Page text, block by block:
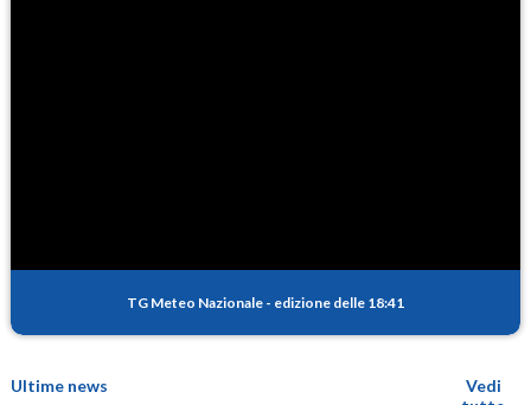
TG Meteo Nazionale - edizione delle 18:41
Ultime news
Vedi